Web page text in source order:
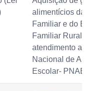
alimentícios da
Familiar e do
Familiar Rural,
atendimento
Nacional de
Escolar- PNAE.